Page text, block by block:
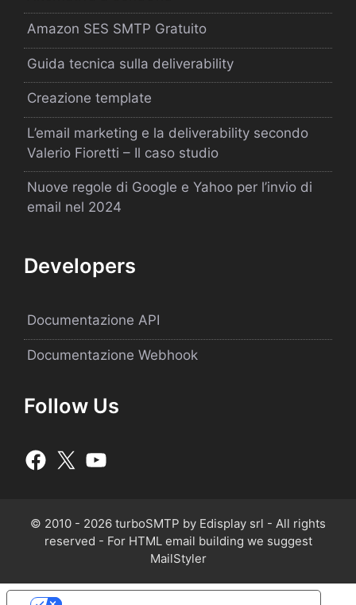
Amazon SES SMTP Gratuito
Guida tecnica sulla deliverability
Creazione template
L’email marketing e la deliverability secondo
Valerio Fioretti – Il caso studio
Nuove regole di Google e Yahoo per l’invio di
email nel 2024
Developers
Documentazione API
Documentazione Webhook
Follow Us
© 2010 - 2026 turboSMTP by Edisplay srl - All rights
reserved - For HTML email building we suggest
MailStyler